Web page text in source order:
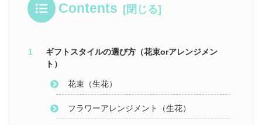
Contents
ギフトスタイルの選び方（花束orアレンジメン
ト）
花束（生花）
フラワーアレンジメント（生花）